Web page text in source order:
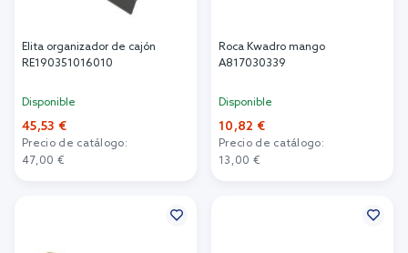
Elita organizador de cajón
RE190351016010
Disponible
45,53 €
Precio de catálogo:
47,00 €
Roca Kwadro mango
A817030339
Disponible
10,82 €
Precio de catálogo:
13,00 €